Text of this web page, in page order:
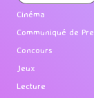
Cinéma
Communiqué de
Concours
Jeux
Lecture